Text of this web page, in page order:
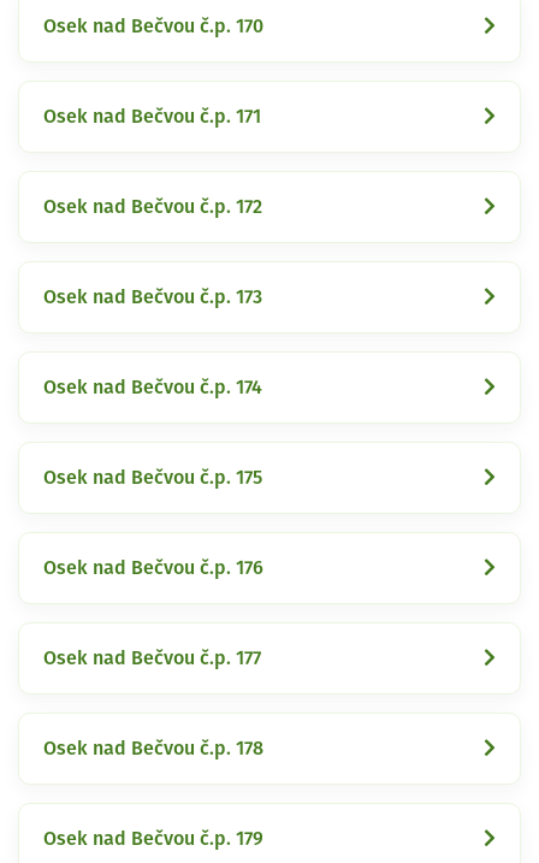
Osek nad Bečvou č.p. 170
Osek nad Bečvou č.p. 171
Osek nad Bečvou č.p. 172
Osek nad Bečvou č.p. 173
Osek nad Bečvou č.p. 174
Osek nad Bečvou č.p. 175
Osek nad Bečvou č.p. 176
Osek nad Bečvou č.p. 177
Osek nad Bečvou č.p. 178
Osek nad Bečvou č.p. 179